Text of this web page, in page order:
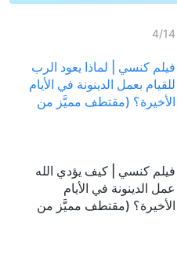
4/14
فيلم كنسي | لماذا يعود الرب
للقيام بعمل الدينونة في الأيام
الأخيرة؟ (مقتطف مميَّز من
فيلم كنسي | كيف يؤدي الله
عمل الدينونة في الأيام
الأخيرة؟ (مقتطف مميَّز من